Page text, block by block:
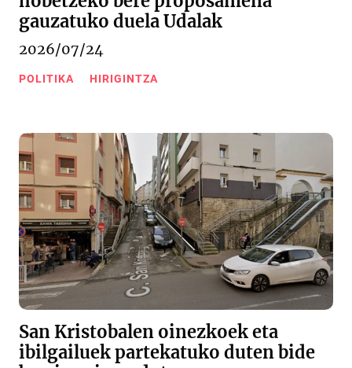
gauzatuko duela Udalak
2026/07/24
POLITIKA HIRIGINTZA
San Kristobalen oinezkoek eta
ibilgailuek partekatuko duten bide